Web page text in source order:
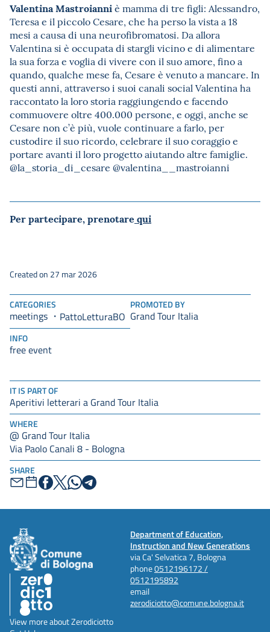
IT IS PART OF
Aperitivi letterari a Grand Tour Italia
WHERE
@ Grand Tour Italia
Via Paolo Canali 8 - Bologna
SHARE
Valentina Mastroianniè mamma di tre figli: Alessandro,
Teresa e il piccolo Cesare, che ha perso la vista a 18
mesi a causa di una neurofibromatosi. Da allora
Valentina si è occupata di stargli vicino e di alimentare
la sua forza e voglia di vivere con il suo amore, fino a
quando, qualche mese fa, Cesare è venuto a mancare. In
questi anni, attraverso i suoi canali social Valentina ha
raccontato la loro storia raggiungendo e facendo
commuovere oltre 400.000 persone, e oggi, anche se
Cesare non c’è più, vuole continuare a farlo, per
custodire il suo ricordo, celebrare il suo coraggio e
portare avanti il loro progetto aiutando altre famiglie.
@la_storia_di_cesare @valentina__mastroianni
Per partecipare, prenotare qui
CATEGORIES
meetings PattoLetturaBO
PROMOTED BY
Grand Tour Italia
INFO
free event
Created on 27 mar 2026
Department of Education,
Instruction and New Generations
via Ca' Selvatica 7, Bologna
phone0512196172 /
0512195892
email
zerodiciotto@comune.bologna.it
View more about Zerodiciotto